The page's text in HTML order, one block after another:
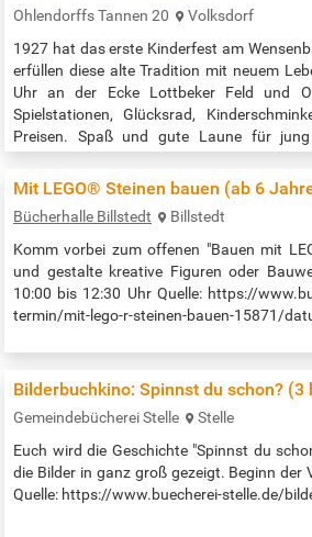
Ohlendorffs Tannen 20
Volksdorf
1927 hat das erste Kinderfest am
erfüllen diese alte Tradition mit neuem
Uhr an der Ecke Lottbeker Feld und
Spielstationen, Glücksrad,
Preisen. Spaß und gute Laune für
willkommen. Die Straße ist für die
Mit LEGO® Steinen bauen (ab 6
Bücherhalle Billstedt
Billstedt
Komm vorbei zum offenen "Bauen mit
und gestalte kreative Figuren oder
10:00 bis 12:30 Uhr Quelle: https://
termin/mit-lego-r-steinen-bauen-15871/
Bilderbuchkino: Spinnst du schon? (3
Gemeindebücherei Stelle
Stelle
Euch wird die Geschichte "Spinnst du
die Bilder in ganz groß gezeigt. Beginn der
Quelle: https://www.buecherei-stelle.de/